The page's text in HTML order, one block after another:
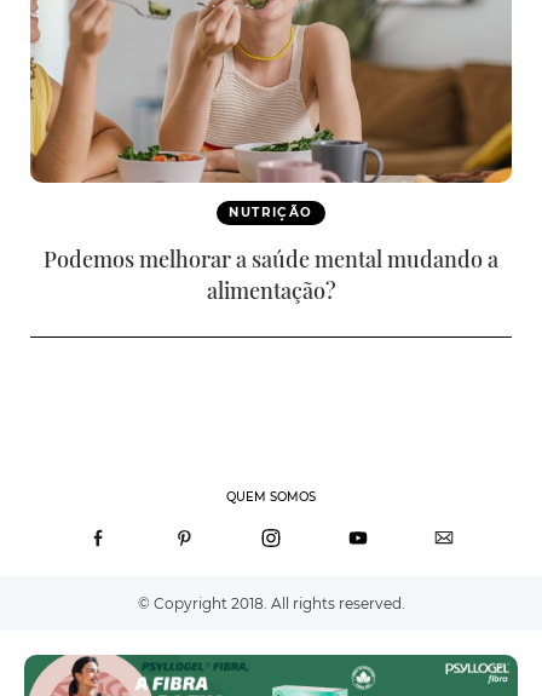
NUTRIÇÃO
Podemos melhorar a saúde mental mudando a
alimentação?
QUEM SOMOS
© Copyright 2018. All rights reserved.